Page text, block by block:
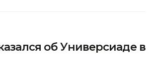
об Универсиаде в